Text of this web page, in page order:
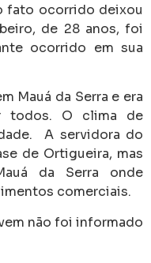
fato ocorrido deixou
de 28 anos, foi
ocorrido em sua
Mauá da Serra e era
todos. O clima de
A servidora do
de Ortigueira, mas
da Serra onde
comerciais.
não foi informado